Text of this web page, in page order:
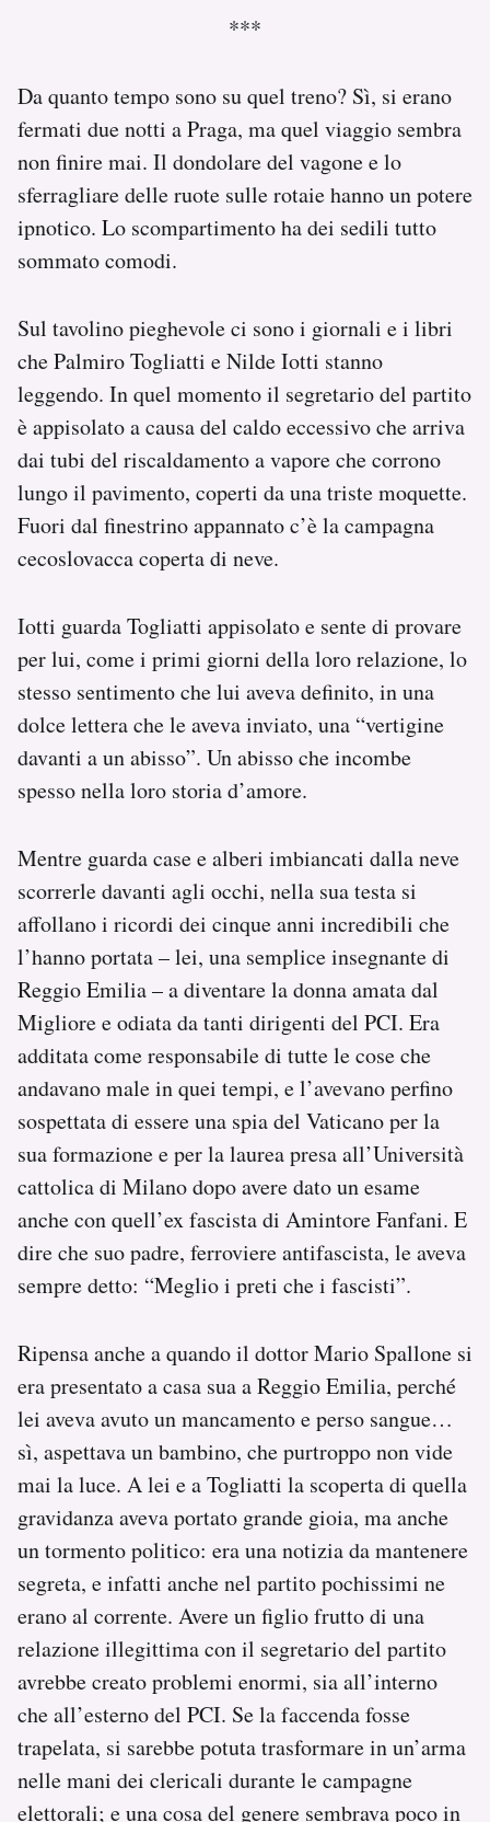
***
Da quanto tempo sono su quel treno? Sì, si erano
fermati due notti a Praga, ma quel viaggio sembra
non finire mai. Il dondolare del vagone e lo
sferragliare delle ruote sulle rotaie hanno un potere
ipnotico. Lo scompartimento ha dei sedili tutto
sommato comodi.
Sul tavolino pieghevole ci sono i giornali e i libri
che Palmiro Togliatti e Nilde Iotti stanno
leggendo. In quel momento il segretario del partito
è appisolato a causa del caldo eccessivo che arriva
dai tubi del riscaldamento a vapore che corrono
lungo il pavimento, coperti da una triste moquette.
Fuori dal finestrino appannato c’è la campagna
cecoslovacca coperta di neve.
Iotti guarda Togliatti appisolato e sente di provare
per lui, come i primi giorni della loro relazione, lo
stesso sentimento che lui aveva definito, in una
dolce lettera che le aveva inviato, una “vertigine
davanti a un abisso”. Un abisso che incombe
spesso nella loro storia d’amore.
Mentre guarda case e alberi imbiancati dalla neve
scorrerle davanti agli occhi, nella sua testa si
affollano i ricordi dei cinque anni incredibili che
l’hanno portata – lei, una semplice insegnante di
Reggio Emilia – a diventare la donna amata dal
Migliore e odiata da tanti dirigenti del PCI. Era
additata come responsabile di tutte le cose che
andavano male in quei tempi, e l’avevano perfino
sospettata di essere una spia del Vaticano per la
sua formazione e per la laurea presa all’Università
cattolica di Milano dopo avere dato un esame
anche con quell’ex fascista di Amintore Fanfani. E
dire che suo padre, ferroviere antifascista, le aveva
sempre detto: “Meglio i preti che i fascisti”.
Ripensa anche a quando il dottor Mario Spallone si
era presentato a casa sua a Reggio Emilia, perché
lei aveva avuto un mancamento e perso sangue…
sì, aspettava un bambino, che purtroppo non vide
mai la luce. A lei e a Togliatti la scoperta di quella
gravidanza aveva portato grande gioia, ma anche
un tormento politico: era una notizia da mantenere
segreta, e infatti anche nel partito pochissimi ne
erano al corrente. Avere un figlio frutto di una
relazione illegittima con il segretario del partito
avrebbe creato problemi enormi, sia all’interno
che all’esterno del PCI. Se la faccenda fosse
trapelata, si sarebbe potuta trasformare in un’arma
nelle mani dei clericali durante le campagne
elettorali; e una cosa del genere sembrava poco in